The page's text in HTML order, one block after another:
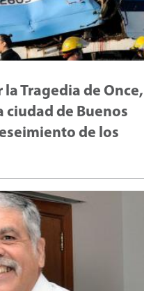
Tragedia de Once,
ciudad de Buenos
de los